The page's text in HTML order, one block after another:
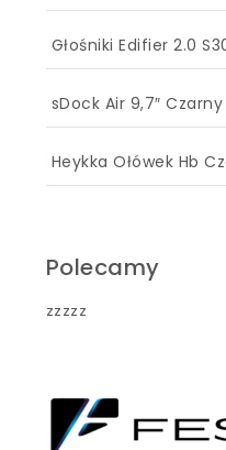
Głośniki Edifier 2.0
sDock Air 9,7″ Czarny
Heykka Ołówek Hb
Polecamy
zzzzz